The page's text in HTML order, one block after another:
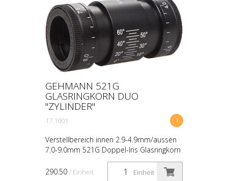
GEHMANN 521G
GLASRINGKORN DUO
"ZYLINDER"
1
17.1001
Verstellbereich innen 2.9-4.9mm/aussen
7.0-9.0mm 521G Doppel-Iris Glasringkorn
zur stufenlosen Regulierung der Ringbreite
mit separater Einstellbarkeit des
Einheit
290.50 / Einheit